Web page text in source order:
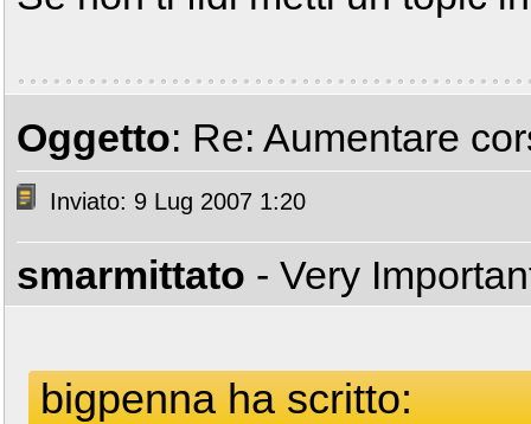
Oggetto: Re: Aumentare
Inviato: 9 Lug 2007 1:20
smarmittato - Very
bigpenna ha scritto: